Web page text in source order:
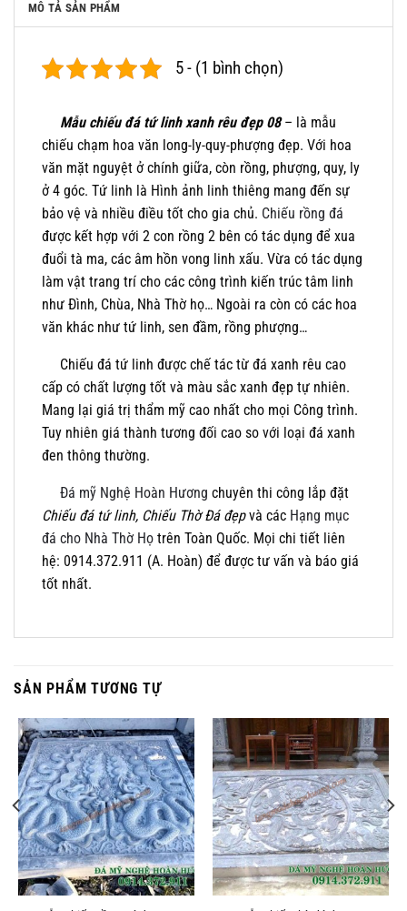
MÔ TẢ SẢN PHẨM
5 - (1 bình chọn)
Mẫu chiếu đá tứ linh xanh rêu đẹp 08– là mẫu
chiếu chạm hoa văn long-ly-quy-phượng đẹp. Với hoa
văn mặt nguyệt ở chính giữa, còn rồng, phượng, quy, ly
ở 4 góc. Tứ linh là Hình ảnh linh thiêng mang đến sự
bảo vệ và nhiều điều tốt cho gia chủ. Chiếu rồng đá
được kết hợp với 2 con rồng 2 bên có tác dụng để xua
đuổi tà ma, các âm hồn vong linh xấu. Vừa có tác dụng
làm vật trang trí cho các công trình kiến trúc tâm linh
như Đình, Chùa, Nhà Thờ họ… Ngoài ra còn có các hoa
văn khác như tứ linh, sen đầm, rồng phượng…
Chiếu đá tứ linh được chế tác từ đá xanh rêu cao
cấp có chất lượng tốt và màu sắc xanh đẹp tự nhiên.
Mang lại giá trị thẩm mỹ cao nhất cho mọi Công trình.
Tuy nhiên giá thành tương đối cao so với loại đá xanh
đen thông thường.
Đá mỹ Nghệ Hoàn Hương chuyên thi công lắp đặt
Chiếu đá tứ linh, Chiếu Thờ Đá đẹpvà các Hạng mục
đá cho Nhà Thờ Họ trên Toàn Quốc. Mọi chi tiết liên
hệ: 0914.372.911 (A. Hoàn) để được tư vấn và báo giá
tốt nhất.
SẢN PHẨM TƯƠNG TỰ